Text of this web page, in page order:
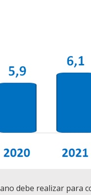
debe realizar para